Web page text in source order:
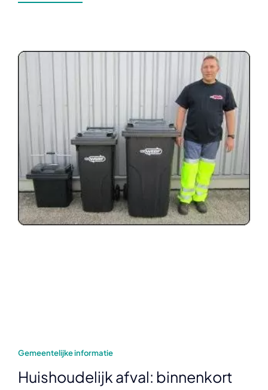
Gemeentelijke informatie
Huishoudelijk afval: binnenkort